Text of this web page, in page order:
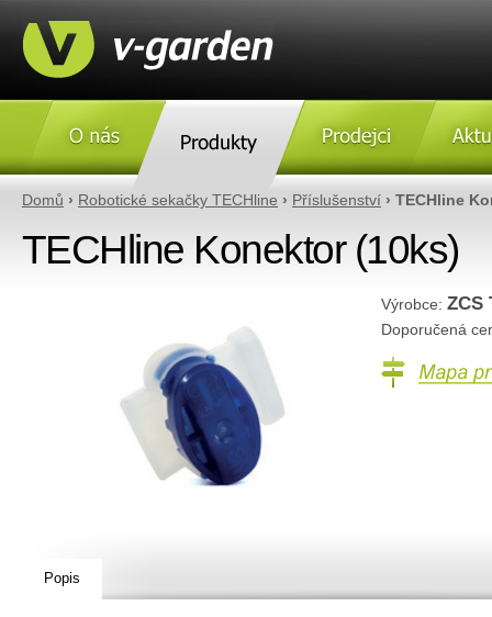
Domů › Robotické sekačky TECHline › Příslušenství › TECHline
TECHline Konektor (10ks)
Výrobce: ZCS
Doporučená
Mapa prodejců
Popis
O nás Produkty Prodejci Aktulity